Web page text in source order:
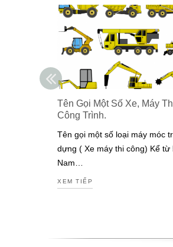
Tên Gọi Một Số Xe, Máy
Công Trình.
Tên gọi một số loại máy móc
dựng ( Xe máy thi công) Kể từ
Nam…
XEM TIẾP